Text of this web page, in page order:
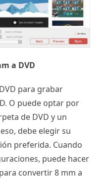
a DVD
para grabar
O puede optar por
de DVD y un
debe elegir su
preferida. Cuando
puede hacer
convertir 8 mm a